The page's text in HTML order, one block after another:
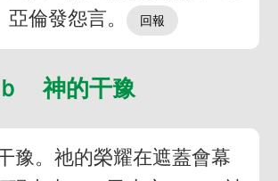
倫發怨言。
ｂ 神的干豫
豫。祂的榮耀在遮蓋會幕